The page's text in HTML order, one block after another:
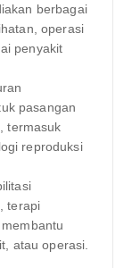
berbagai
operasi
penyakit
pasangan
termasuk
reproduksi
terapi
atau operasi.